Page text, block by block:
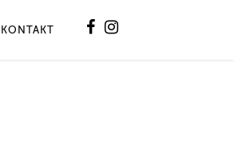
KONTAKT